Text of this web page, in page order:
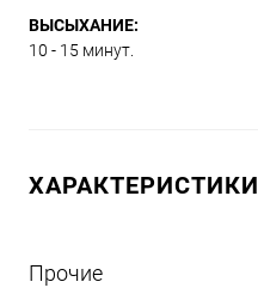
ВЫСЫХАНИЕ:
10 - 15 минут.
ХАРАКТЕРИСТИКИ
Прочие